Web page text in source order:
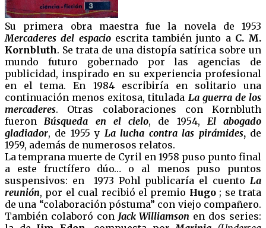
Su primera obra maestra fue la novela de 1953
Mercaderes del espacio escrita también junto a C. M.
Kornbluth. Se trata de una distopía satírica sobre un
mundo futuro gobernado por las agencias de
publicidad, inspirado en su experiencia profesional
en el tema. En 1984 escribiría en solitario una
continuación menos exitosa, titulada La guerra de los
mercaderes. Otras colaboraciones con Kornbluth
fueron Búsqueda en el cielo, de 1954,
El abogado
gladiador, de 1955 y La lucha contra las pirámides,de
1959, además de numerosos relatos.
La temprana muerte de Cyril en 1958 puso punto final
a este fructífero dúo… o al menos puso puntos
suspensivos: en 1973 Pohl publicaría el cuento La
reunión, por el cual recibió el premio Hugo; se trata
de una “colaboración póstuma” con viejo compañero.
También colaboró con Jack Williamson en dos series: